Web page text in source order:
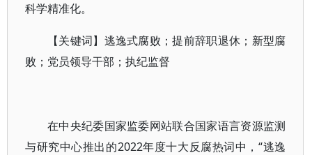
科学精准化。
【关键词】逃逸式腐败；提前辞职退休；新型腐
败；党员领导干部；执纪监督
在中央纪委国家监委网站联合国家语言资源监测
与研究中心推出的2022年度十大反腐热词中，“逃逸